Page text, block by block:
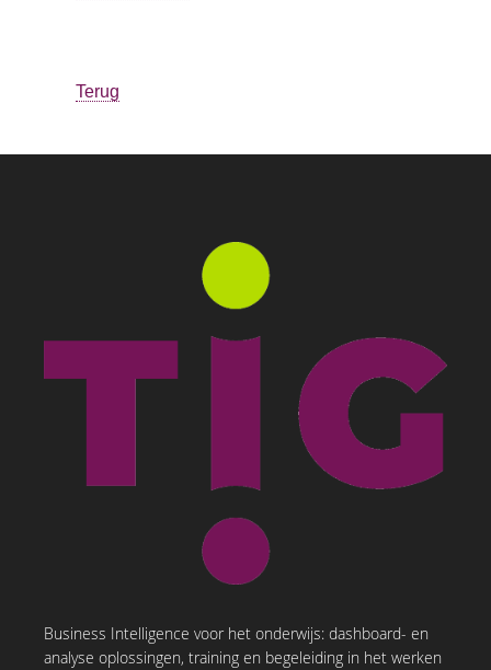
Terug
Business Intelligence voor het onderwijs: dashboard- en
analyse oplossingen, training en begeleiding in het werken